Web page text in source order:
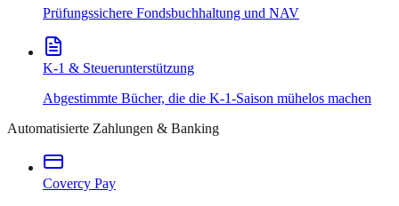
Prüfungssichere Fondsbuchhaltung und NAV
K-1 & Steuerunterstützung
Abgestimmte Bücher, die die K-1-Saison mühelos machen
Automatisierte Zahlungen & Banking
Covercy Pay